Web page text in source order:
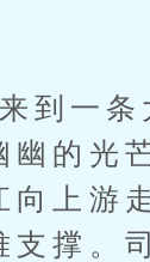
到一条
幽的光
上游
撑。